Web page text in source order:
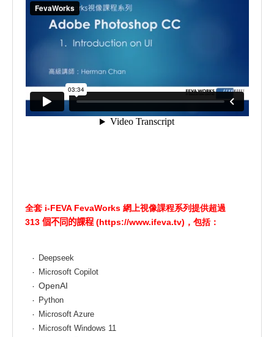
全套 i-FEVA FevaWorks 網上視像課程系列提供超過
313 個不同的課程 (https://www.ifeva.tv) ，包括：
Deepseek
Microsoft Copilot
OpenAI
Python
Microsoft Azure
Microsoft Windows 11